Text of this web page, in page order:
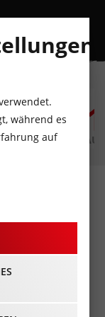
DI
11
AUGUST
Foto-Service!
Ihrer
Ihre
während es
auf